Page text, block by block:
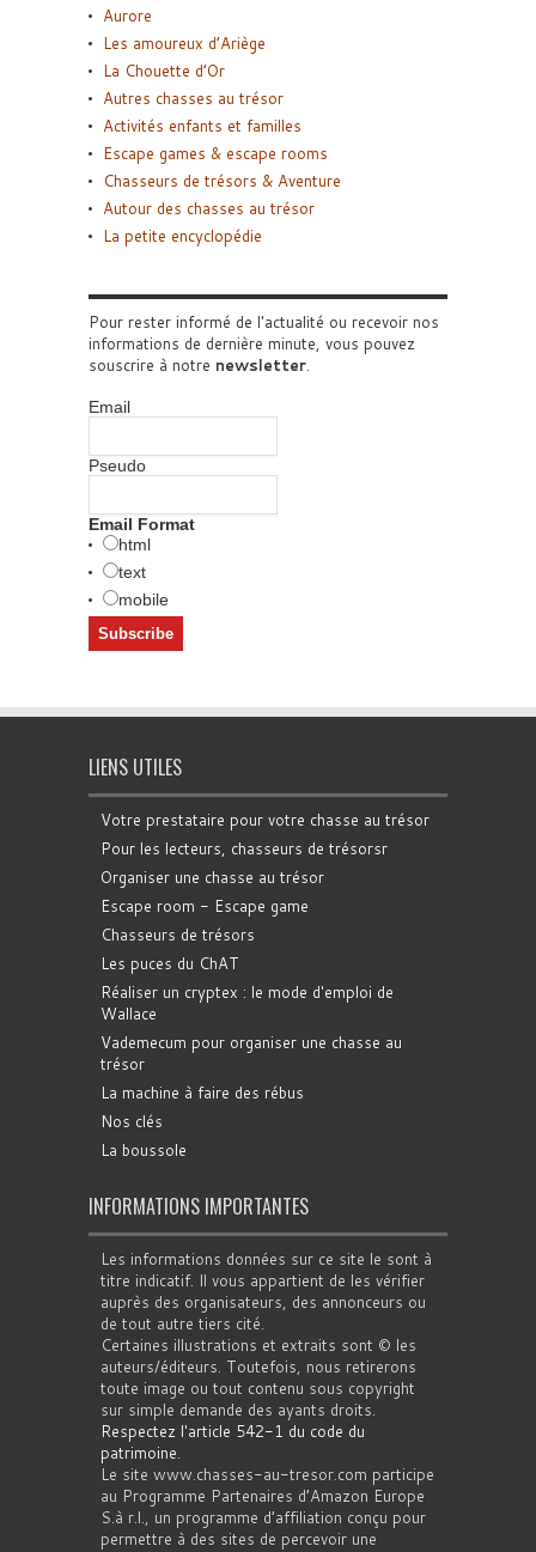
Aurore
Les amoureux d’Ariège
La Chouette d’Or
Autres chasses au trésor
Activités enfants et familles
Escape games & escape rooms
Chasseurs de trésors & Aventure
Autour des chasses au trésor
La petite encyclopédie
Pour rester informé de l'actualité ou recevoir nos
informations de dernière minute, vous pouvez
souscrire à notre newsletter
Email
Pseudo
Email Format
html
text
mobile
LIENS UTILES
Votre prestataire pour votre chasse au trésor
Pour les lecteurs, chasseurs de trésorsr
Organiser une chasse au trésor
Escape room - Escape game
Chasseurs de trésors
Les puces du ChAT
Réaliser un cryptex : le mode d'emploi de
Wallace
Vademecum pour organiser une chasse au
trésor
La machine à faire des rébus
Nos clés
La boussole
INFORMATIONS IMPORTANTES
Les informations données sur ce site le sont à
titre indicatif. Il vous appartient de les vérifier
auprès des organisateurs, des annonceurs ou
de tout autre tiers cité.
Certaines illustrations et extraits sont © les
auteurs/éditeurs. Toutefois, nous retirerons
toute image ou tout contenu sous copyright
sur simple demande des ayants droits.
Respectez l'article 542-1 du code du
patrimoine
Le site www.chasses-au-tresor.com participe
au Programme Partenaires d’Amazon Europe
S.à r.l., un programme d’affiliation conçu pour
permettre à des sites de percevoir une